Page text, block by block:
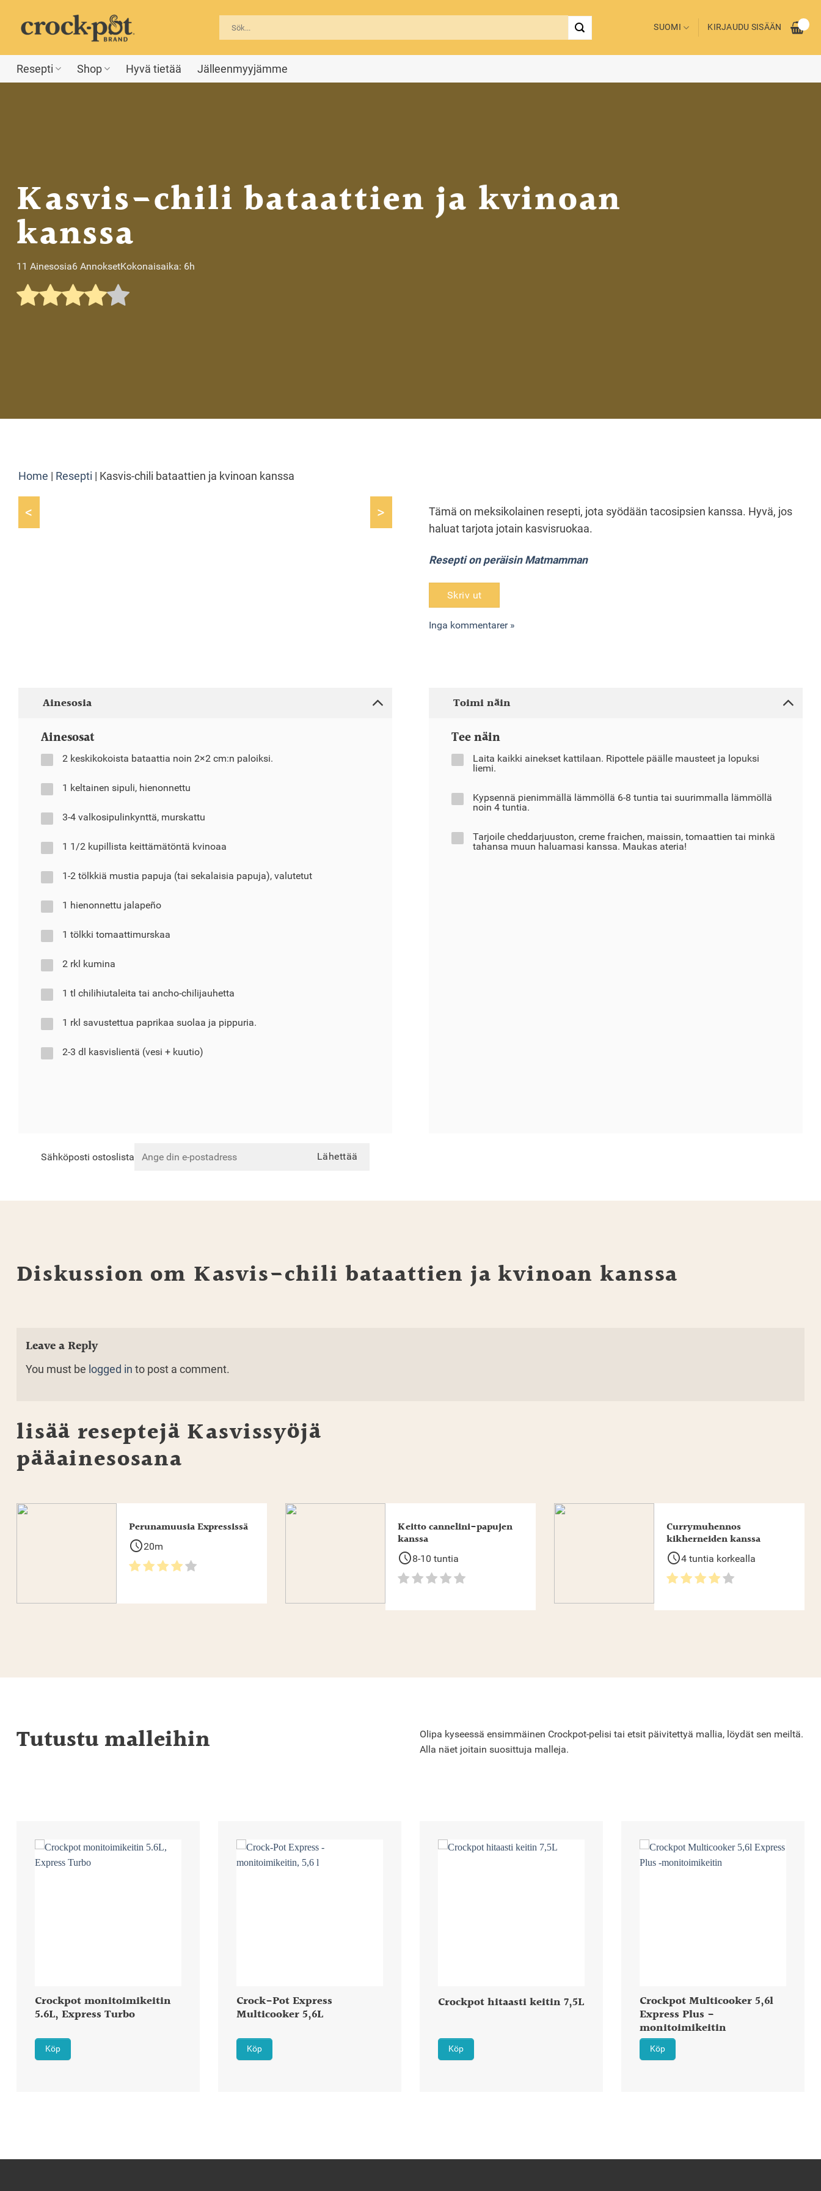
content
SUOMI KIRJAUDU SISÄÄN
Resepti Shop Hyvä tietää Jälleenmyyjämme
Kasvis-chili bataattien ja kvinoan
kanssa
11 Ainesosia6 AnnoksetKokonaisaika: 6h
Home Resepti Kasvis-chili bataattien ja kvinoan kanssa
< >
Tämä on meksikolainen resepti, jota syödään tacosipsien kanssa. Hyvä, jos
haluat tarjota jotain kasvisruokaa.
Resepti on peräisin Matmamman
Skriv ut
Inga kommentarer »
Ainesosia
Ainesosat
2 keskikokoista bataattia noin 2×2 cm:n paloiksi.
1 keltainen sipuli, hienonnettu
3-4 valkosipulinkynttä, murskattu
1 1/2 kupillista keittämätöntä kvinoaa
1-2 tölkkiä mustia papuja (tai sekalaisia papuja), valutetut
1 hienonnettu jalapeño
1 tölkki tomaattimurskaa
2 rkl kumina
1 tl chilihiutaleita tai ancho-chilijauhetta
1 rkl savustettua paprikaa suolaa ja pippuria.
2-3 dl kasvislientä (vesi + kuutio)
Sähköposti ostoslista Lähettää
Toimi näin
Tee näin
Laita kaikki ainekset kattilaan. Ripottele päälle mausteet ja lopuksi
liemi.
Kypsennä pienimmällä lämmöllä 6-8 tuntia tai suurimmalla lämmöllä
noin 4 tuntia.
Tarjoile cheddarjuuston, creme fraichen, maissin, tomaattien tai minkä
tahansa muun haluamasi kanssa. Maukas ateria!
Diskussion om Kasvis-chili bataattien ja kvinoan kanssa
Leave a Reply
You must be logged in to post a comment.
lisää reseptejä Kasvissyöjä
pääainesosana
Perunamuusia Expressissä
schedule20m
Keitto cannelini-papujen
kanssa
schedule8-10 tuntia
Currymuhennos
kikherneiden kanssa
schedule4 tuntia korkealla
Tutustu malleihin
Olipa kyseessä ensimmäinen Crockpot-pelisi tai etsit päivitettyä mallia, löydät sen meiltä.
Alla näet joitain suosittuja malleja.
Crockpot monitoimikeitin
5.6L, Express Turbo
Köp
Crock-Pot Express
Multicooker 5,6L
Köp
Crockpot hitaasti keitin 7,5L
Köp
Crockpot Multicooker 5,6l
Express Plus -
monitoimikeitin
Köp